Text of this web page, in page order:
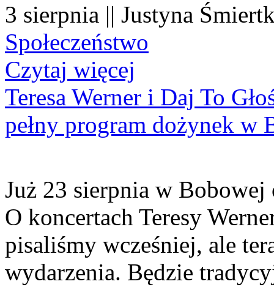
3 sierpnia || Justyna
Społeczeństwo
Czytaj więcej
Teresa Werner i Daj To
pełny program dożynek w
Już 23 sierpnia w
O koncertach Teresy
pisaliśmy wcześniej, ale
wydarzenia. Będzie